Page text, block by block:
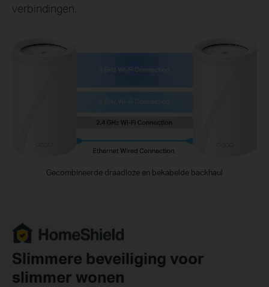
verbindingen.
Gecombineerde draadloze en bekabelde backhaul
Slimmere beveiliging voor
slimmer wonen